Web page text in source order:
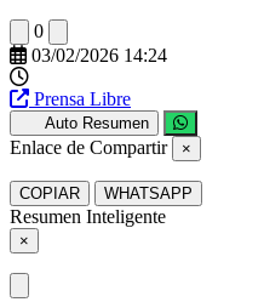
0
03/02/2026 14:24
Prensa Libre
Auto Resumen
Enlace de Compartir ×
COPIAR WHATSAPP
Resumen Inteligente
×